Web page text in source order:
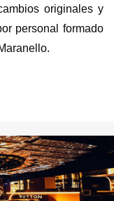
originales y
personal formado